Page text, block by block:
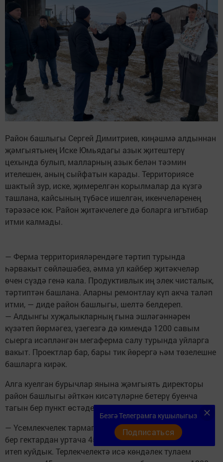
Район башлыгы Сергей Димитриев, киңәшмә алдыннан
җәмгыятьнең Иске Юмьядагы азык җитештерү
цехында булып, малларның азык белән тәэмин
ителешен, аның сыйфатын карады. Территориясе
шактый зур, иске, җимерелгән корылмалар да күзгә
ташлана, кайсының түбәсе ишелгән, икенчеләренең
тәрәзәсе юк. Район җитәкчелеге дә боларга игътибар
итми калмады.
— Ферма территорияләрендәге тәртип турында
һәрвакыт сөйләшәбез, әмма ул кайбер җитәкчеләр
өчен сүздә генә кала. Продуктивлык иң элек чисталык,
тәртиптән башлана. Аларны ремонтлау күп акча таләп
итми, — диде район башлыгы, шелтә белдереп.
— Алдынгы хуҗалыкларның гына эшләгәннәрен
күзәтеп йөрмәгез, үзегезгә дә кимендә 1200 савым
сыерга исәпләнгән мегаферма салу турында уйларга
вакыт. Проектлар бар, бары тик йөрергә һәм төзелешне
башларга кирәк.
Алга куелган бурычлар янына җәмгыять директоры
район башлыгы әйткән кисәтүләрне бетерү буенча
тагын бер пункт өстәде.
— Үсемлекчелек тармагына килгәндә, быел үзебезгә
бер гектардан уртача 45 центнер уңыш алуны бурыч
итеп куйдык. Терлекчелектә исә көндәлек тулаем
Безгә Телеграмга кушылыгыз
Подписаться